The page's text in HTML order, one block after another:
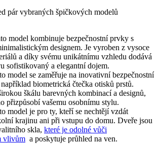
pár vybraných ⁢špičkových ⁢modelů
model ‌kombinuje bezpečnostní prvky s
designem. Je ‍vyroben z ​vysoce
a díky svému unikátnímu vzhledu dodává
‌sofistikovaný a elegantní dojem.
model se zaměřuje na ‌inovativní bezpečnostní⁢
biometrická ⁤čtečka otisků ‌prstů.
škálu barevných kombinací a designů,
⁢přizpůsobí vašemu osobnímu stylu.
model ‌je pro ty, kteří⁤ se ‌nechtějí vzdát⁣
krajinu ani při vstupu do ​domu. Dveře‌ jsou
skla, které je ⁣odolné⁣ vůči
vlivům ‌ a poskytuje průhled na ven.